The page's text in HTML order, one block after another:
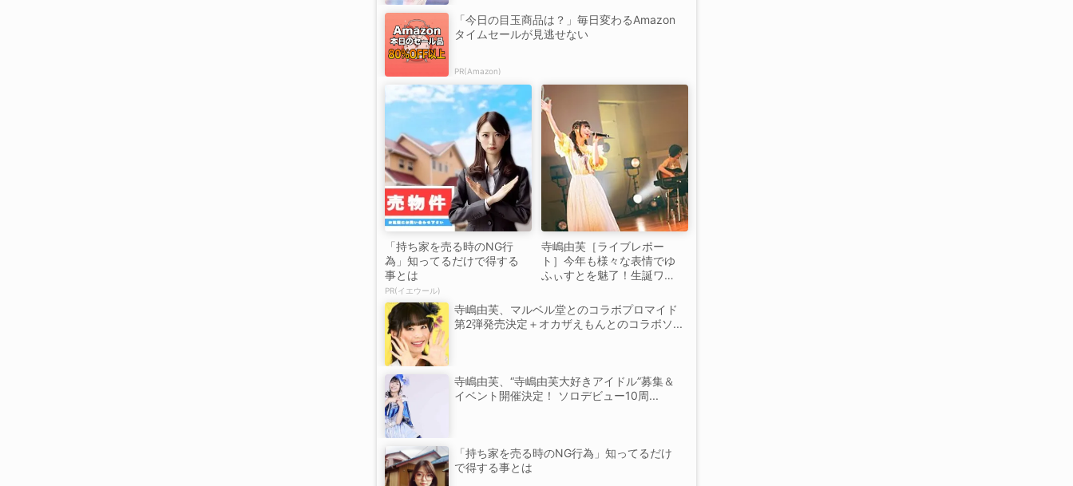
「今日の目玉商品は？」毎日変わるAmazon
タイムセールが見逃せない
PR(Amazon)
「持ち家を売る時のNG行
為」知ってるだけで得する
事とは
PR(イエウール)
寺嶋由芙［ライブレポー
ト］今年も様々な表情でゆ
ふぃすとを魅了！生誕ワン
寺嶋由芙、マルベル堂とのコラボプロマイド
第2弾発売決定＋オカザえもんとのコラボソ...
寺嶋由芙、“寺嶋由芙大好きアイドル”募集＆
イベント開催決定！ ソロデビュー10周...
「持ち家を売る時のNG行為」知ってるだけ
で得する事とは